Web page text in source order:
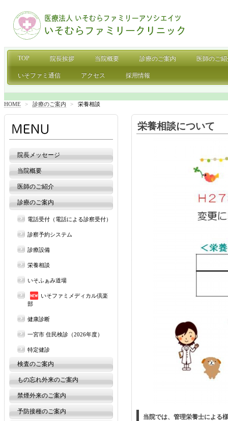
TOP 院長挨拶 当院概要 診療のご案内 医師のご
いそファミ通信 アクセス 採用情報
HOME > 診療のご案内 > 栄養相談
栄養相談について
当院では、管理栄養士による
院長メッセージ
当院概要
医師のご紹介
診療のご案内
電話受付（電話による診察受付）
診察予約システム
診療設備
栄養相談
いそふぁみ道場
いそファミメディカル倶楽
部
健康診断
一宮市 住民検診（2026年度）
特定健診
検査のご案内
もの忘れ外来のご案内
禁煙外来のご案内
予防接種のご案内